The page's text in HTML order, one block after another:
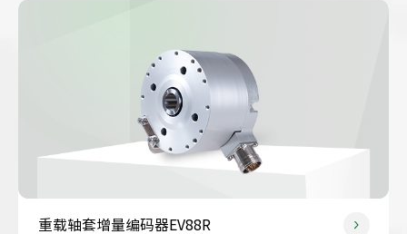
重载轴套增量编码器EV88R